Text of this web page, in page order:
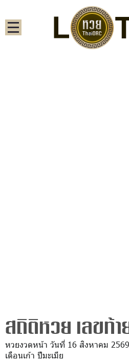
สถิติหวย เลขท้
หวยงวดหน้า วันที่ 16 สิงหาคม
เดือนเก้า ปีมะเมีย